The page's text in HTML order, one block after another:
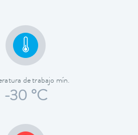
de trabajo mín.
-30 °C